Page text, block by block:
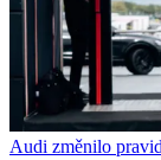
Audi změnilo